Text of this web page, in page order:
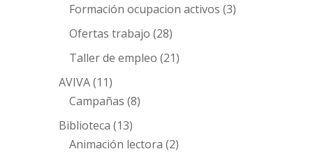
Formación ocupacion activos (3)
Ofertas trabajo (28)
Taller de empleo (21)
AVIVA(11)
Campañas (8)
Biblioteca (13)
Animación lectora (2)